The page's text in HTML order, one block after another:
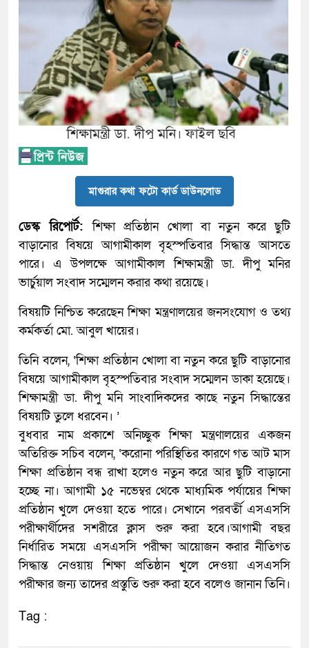
মাগুরার কথা ফটো কার্ড ডাউনলোড
ডেস্ক রিপোর্ট:শিক্ষা প্রতিষ্ঠান খোলা বা নতুন করে ছুটি
বাড়ানোর বিষয়ে আগামীকাল বৃহস্পতিবার সিদ্ধান্ত আসতে
পারে। এ উপলক্ষে আগামীকাল শিক্ষামন্ত্রী ডা. দীপু মনির
ভার্চুয়াল সংবাদ সম্মেলন করার কথা রয়েছে।
বিষয়টি নিশ্চিত করেছেন শিক্ষা মন্ত্রণালয়ের জনসংযোগ ও তথ্য
কর্মকর্তা মো. আবুল খায়ের।
তিনি বলেন, ‘শিক্ষা প্রতিষ্ঠান খোলা বা নতুন করে ছুটি বাড়ানোর
বিষয়ে আগামীকাল বৃহস্পতিবার সংবাদ সম্মেলন ডাকা হয়েছে।
শিক্ষামন্ত্রী ডা. দীপু মনি সাংবাদিকদের কাছে নতুন সিদ্ধান্তের
বিষয়টি তুলে ধরবেন। ’
বুধবার নাম প্রকাশে অনিচ্ছুক শিক্ষা মন্ত্রণালয়ের একজন
অতিরিক্ত সচিব বলেন, ‘করোনা পরিস্থিতির কারণে গত আট মাস
শিক্ষা প্রতিষ্ঠান বন্ধ রাখা হলেও নতুন করে আর ছুটি বাড়ানো
হচ্ছে না। আগামী ১৫ নভেম্বর থেকে মাধ্যমিক পর্যায়ের শিক্ষা
প্রতিষ্ঠান খুলে দেওয়া হতে পারে। সেখানে পরবর্তী এসএসসি
পরীক্ষার্থীদের সশরীরে ক্লাস শুরু করা হবে।আগামী বছর
নির্ধারিত সময়ে এসএসসি পরীক্ষা আয়োজন করার নীতিগত
সিদ্ধান্ত নেওয়ায় শিক্ষা প্রতিষ্ঠান খুলে দেওয়া এসএসসি
পরীক্ষার জন্য তাদের প্রস্তুতি শুরু করা হবে বলেও জানান তিনি।
Tag :